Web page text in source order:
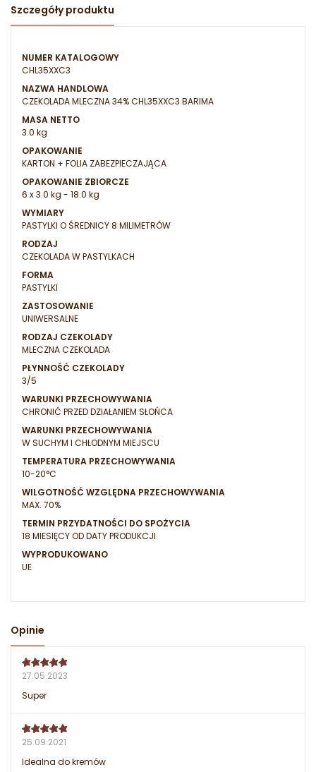
Szczegóły produktu
NUMER KATALOGOWY
CHL35XXC3
NAZWA HANDLOWA
CZEKOLADA MLECZNA 34% CHL35XXC3 BARIMA
MASA NETTO
3.0 kg
OPAKOWANIE
KARTON + FOLIA ZABEZPIECZAJĄCA
OPAKOWANIE ZBIORCZE
6 x 3.0 kg - 18.0 kg
WYMIARY
PASTYLKI O ŚREDNICY 8 MILIMETRÓW
RODZAJ
CZEKOLADA W PASTYLKACH
FORMA
PASTYLKI
ZASTOSOWANIE
UNIWERSALNE
RODZAJ CZEKOLADY
MLECZNA CZEKOLADA
PŁYNNOŚĆ CZEKOLADY
3/5
WARUNKI PRZECHOWYWANIA
CHRONIĆ PRZED DZIAŁANIEM SŁOŃCA
WARUNKI PRZECHOWYWANIA
W SUCHYM I CHŁODNYM MIEJSCU
TEMPERATURA PRZECHOWYWANIA
10-20°C
WILGOTNOŚĆ WZGLĘDNA PRZECHOWYWANIA
MAX. 70%
TERMIN PRZYDATNOŚCI DO SPOŻYCIA
18 MIESIĘCY OD DATY PRODUKCJI
WYPRODUKOWANO
UE
Opinie
27.05.2023
Super
25.09.2021
Idealna do kremów